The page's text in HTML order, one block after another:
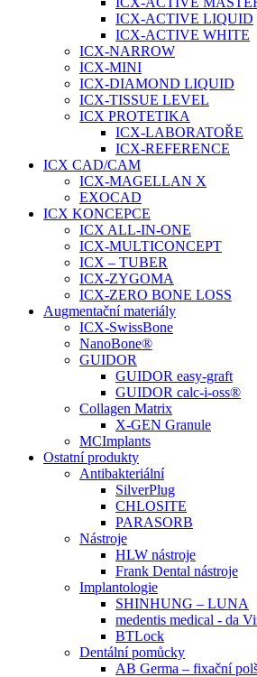
ICX-ACTIVE LIQUID
ICX-ACTIVE WHITE
ICX-NARROW
ICX-MINI
ICX-DIAMOND LIQUID
ICX-TISSUE LEVEL
ICX PROTETIKA
ICX-LABORATOŘE
ICX-REFERENCE
ICX CAD/CAM
ICX-MAGELLAN X
EXOCAD
ICX KONCEPCE
ICX ALL-IN-ONE
ICX-MULTICONCEPT
ICX – TUBER
ICX-ZYGOMA
ICX-ZERO BONE LOSS
Augmentační materiály
ICX-SwissBone
NanoBone®
GUIDOR
GUIDOR easy-graft
GUIDOR calc-i-oss®
Collagen Matrix
X-GEN Granule
MCImplants
Ostatní produkty
Antibakteriální
SilverPlug
CHLOSITE
PARASORB
Nástroje
HLW nástroje
Frank Dental nástroje
Implantologie
SHINHUNG – LUNA
medentis medical - da
BTLock
Dentální pomůcky
AB Germa – fixační